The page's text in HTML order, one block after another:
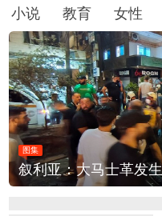
小说
教育 女性